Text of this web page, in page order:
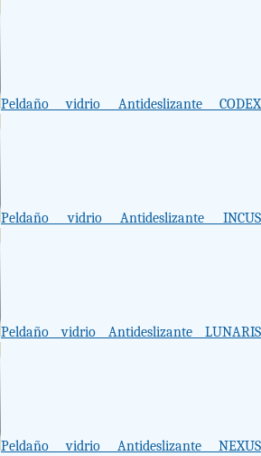
Peldaño vidrio Antideslizante CODEX
Peldaño vidrio Antideslizante INCUS
Peldaño vidrio Antideslizante LUNARIS
Peldaño vidrio Antideslizante NEXUS